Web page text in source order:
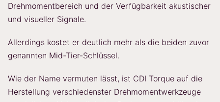
Drehmomentbereich und der Verfügbarkeit akustischer
und visueller Signale.
Allerdings kostet er deutlich mehr als die beiden zuvor
genannten Mid-Tier-Schlüssel.
Wie der Name vermuten lässt, ist CDI Torque auf die
Herstellung verschiedenster Drehmomentwerkzeuge